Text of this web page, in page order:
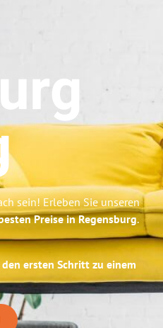
sein! Erleben Sie unseren
Preise in Regensburg.
ersten Schritt zu einem